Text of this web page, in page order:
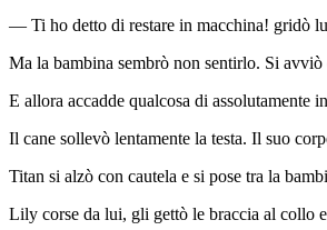
— Ti ho detto di restare in macchina! gridò
Ma la bambina sembrò non sentirlo. Si
E allora accadde qualcosa di assolutamente
Il cane sollevò lentamente la testa. Il suo
Titan si alzò con cautela e si pose tra la
Lily corse da lui, gli gettò le braccia al collo